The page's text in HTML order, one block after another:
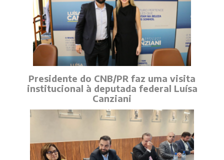
Presidente do CNB/PR faz uma visita
institucional à deputada federal Luísa
Canziani